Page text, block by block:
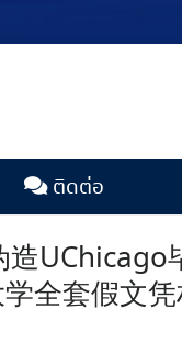
ติดต่อ
UChicago
全套假文